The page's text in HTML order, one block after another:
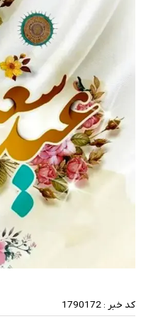
کد خبر : 1790172